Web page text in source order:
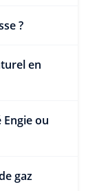
?
en
ou
gaz